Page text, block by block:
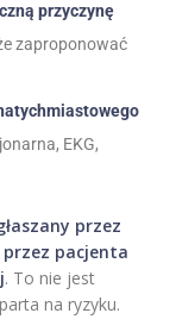
przyczynę
zaproponować
EKG,
przez
przez pacjenta
. To nie jest
na ryzyku.